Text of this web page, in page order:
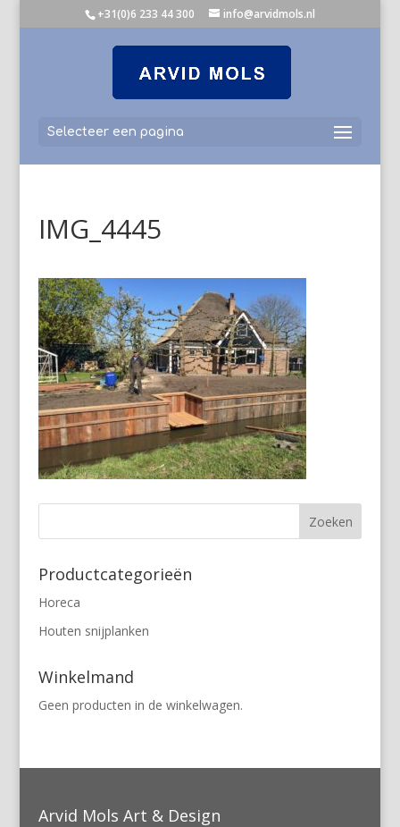
+31(0)6 233 44 300 info@arvidmols.nl
Selecteer een pagina
IMG_4445
Productcategorieën
Horeca
Houten snijplanken
Winkelmand
Geen producten in de winkelwagen.
Arvid Mols Art & Design